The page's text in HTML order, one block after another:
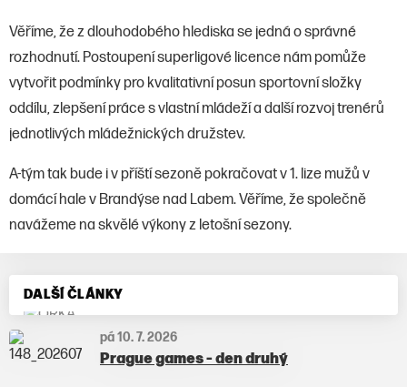
DALŠÍ ČLÁNKY
pá 10. 7. 2026
Prague games - den druhý
Věříme, že z dlouhodobého hlediska se jedná o správné
rozhodnutí. Postoupení superligové licence nám pomůže
vytvořit podmínky pro kvalitativní posun sportovní složky
oddílu, zlepšení práce s vlastní mládeží a další rozvoj trenérů
jednotlivých mládežnických družstev.
A-tým tak bude i v příští sezoně pokračovat v 1. lize mužů v
domácí hale v Brandýse nad Labem. Věříme, že společně
navážeme na skvělé výkony z letošní sezony.